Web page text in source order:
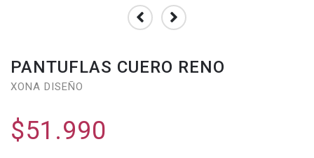
PANTUFLAS CUERO RENO
XONA DISEÑO
$51.990